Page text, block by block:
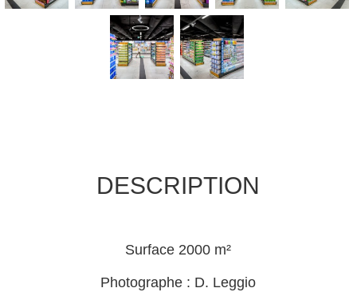
DESCRIPTION
Surface 2000 m²
Photographe : D. Leggio